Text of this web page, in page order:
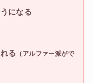
になる
る （アルファー派がで